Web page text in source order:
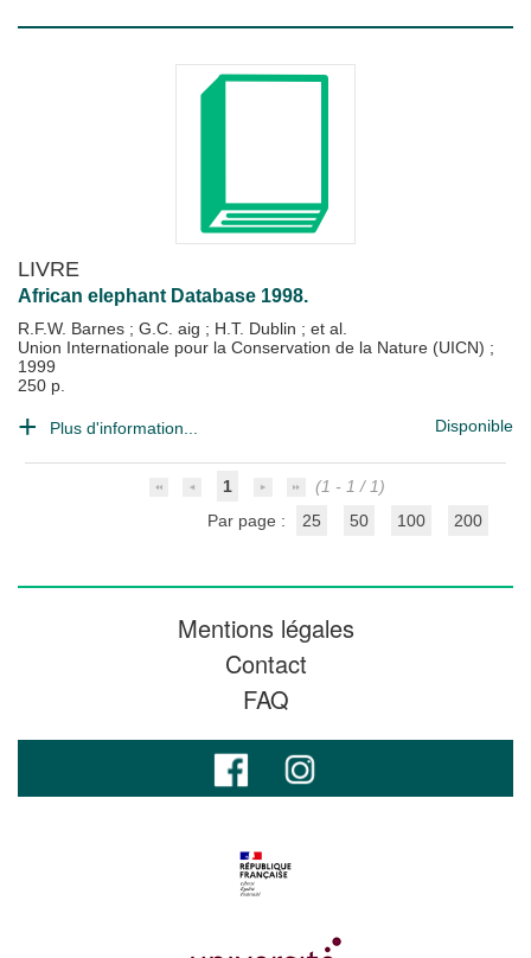
LIVRE
African elephant Database 1998.
R.F.W. Barnes ; G.C. aig ; H.T. Dublin ; et al.
Union Internationale pour la Conservation de la Nature (UICN) ;
1999
250 p.
Plus d'information... Disponible
1
(1 - 1 / 1)
Par page :
25 50 100 200
Mentions légales
Contact
FAQ